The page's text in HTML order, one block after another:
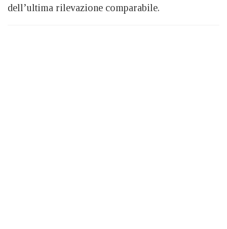
dell’ultima rilevazione comparabile.